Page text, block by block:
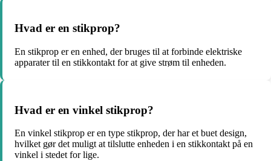
Hvad er en stikprop?
En stikprop er en enhed, der bruges til at forbinde elektriske
apparater til en stikkontakt for at give strøm til enheden.
Hvad er en vinkel stikprop?
En vinkel stikprop er en type stikprop, der har et buet design,
hvilket gør det muligt at tilslutte enheden i en stikkontakt på en
vinkel i stedet for lige.